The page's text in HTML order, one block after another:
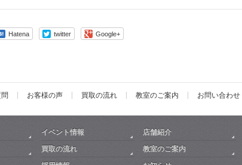
Hatena twitter Google+
お客様の声 買取の流れ 教室のご案内 お問い合わせ
イベント情報 店舗紹介
買取の流れ 教室のご案内